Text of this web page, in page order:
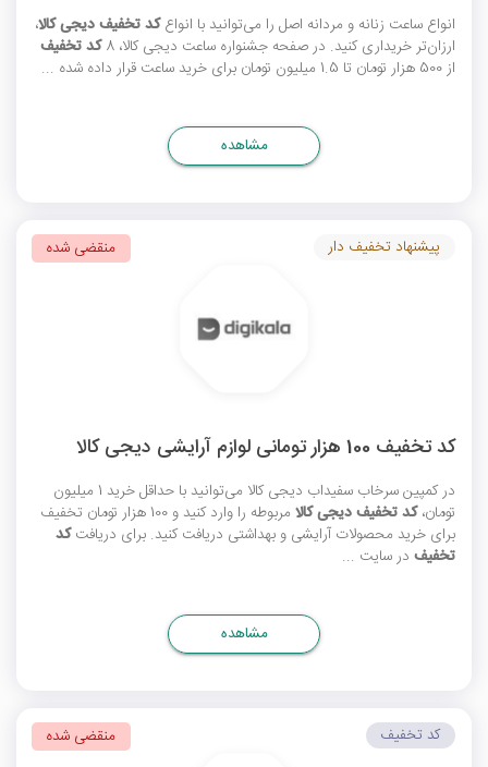
انواع ساعت زنانه و مردانه اصل را می‌توانید با انواعکد تخفیف دیجی کالا،
ارزان‌تر خریداری کنید. در صفحه جشنواره ساعت دیجی کالا، 8
کد تخفیف
از 500 هزار تومان تا 1.5 میلیون تومان برای خرید ساعت قرار داده شده ...
مشاهده
کد تخفیف 100 هزار تومانی لوازم آرایشی دیجی کالا
در کمپین سرخاب سفیداب دیجی کالا می‌توانید با حداقل خرید 1 میلیون
تومان،کد تخفیف دیجی کالا
مربوطه را وارد کنید و 100 هزار تومان تخفیف
برای خرید محصولات آرایشی و بهداشتی دریافت کنید. برای دریافتکد
تخفیف در سایت ...
پیشنهاد تخفیف دار منقضی شده
مشاهده
کد تخفیف منقضی شده